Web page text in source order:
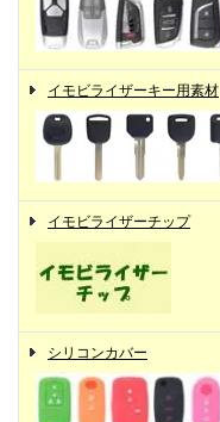
イモビライザーキー用素材
イモビライザーチップ
シリコンカバー